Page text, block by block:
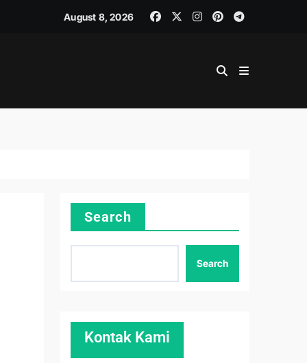
August 8, 2026
Search
Search
Kontak Kami